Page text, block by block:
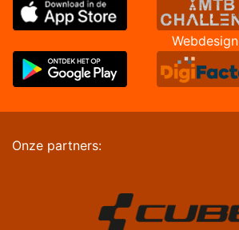
Webdesign
Onze partners: